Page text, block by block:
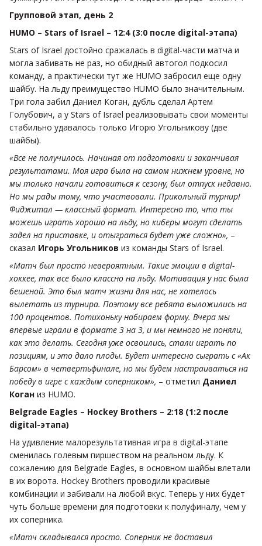
Групповой этап, день 2
HUMO – Stars of Israel – 12:4 (3:0 после digital-этапа)
Stars of Israel достойно сражалась в digital-части матча и
могла забивать не раз, но обидный автогол подкосил
команду, а практически тут же HUMO забросил еще одну
шайбу. На льду преимущество HUMO было значительным.
Три гола забил Даниел Коган, дубль сделал Артем
Голубович, а у Stars of Israel реализовывать свои моменты
стабильно удавалось только Игорю Угольникову (две
шайбы).
«Все не получилось. Начиная от подготовки и заканчивая
результатами. Моя игра была на самом нижнем уровне, но
мы только начали готовиться к сезону, был отпуск недавно.
Но мы рады тому, что участвовали. Прикольный турнир!
Фиджитал — классный формат. Интересно то, что ты
можешь играть хорошо на льду, но киберы могут сделать
задел на приставке, и отыграться будет уже сложно», –
сказал Игорь Угольников из команды Stars of Israel.
«Матч был просто невероятным. Такие эмоции в digital-
хоккее, так все было классно на льду. Мотивация у нас была
бешеной. Это был матч жизни для нас, не хотелось
вылетать из турнира. Поэтому все ребята выложились на
100 процентов. Потихоньку набираем форму. Вчера мы
впервые играли в формате 3 на 3, и мы немного не поняли,
как это делать. Сегодня уже освоились, стали играть по
позициям, и это дало плоды. Будет интересно сыграть с «Ак
Барсом» в четвертьфинале, но мы будем настраиваться на
победу в игре с каждым соперником», – отметил Даниел
Коган из HUMO.
Belgrade Eagles – Hockey Brothers – 2:18 (1:2 после
digital-этапа)
На удивление малорезультативная игра в digital-этапе
сменилась голевым пиршеством на реальном льду. К
сожалению для Belgrade Eagles, в основном шайбы влетали
в их ворота. Hockey Brothers проводили красивые
комбинации и забивали на любой вкус. Теперь у них будет
чуть больше времени для подготовки к полуфиналу, чем у
их соперника.
«Матч складывался просто. Соперник не доставил